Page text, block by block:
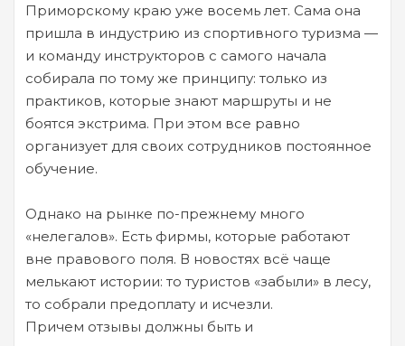
Приморскому краю уже восемь лет. Сама она
пришла в индустрию из спортивного туризма —
и команду инструкторов с самого начала
собирала по тому же принципу: только из
практиков, которые знают маршруты и не
боятся экстрима. При этом все равно
организует для своих сотрудников постоянное
обучение.
Однако на рынке по-прежнему много
«нелегалов». Есть фирмы, которые работают
вне правового поля. В новостях всё чаще
мелькают истории: то туристов «забыли» в лесу,
то собрали предоплату и исчезли.
Причем отзывы должны быть и